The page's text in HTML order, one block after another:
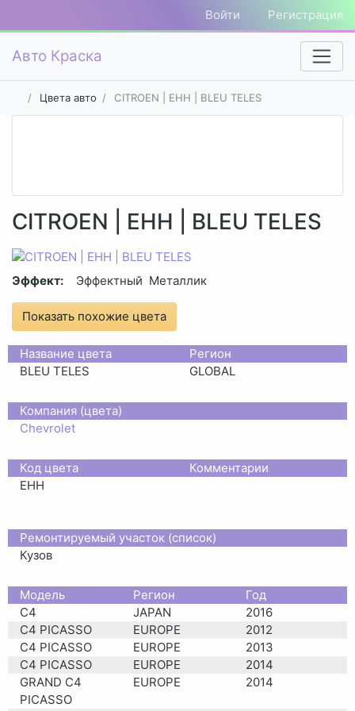
Войти Регистрация
Авто Краска
Цвета авто CITROEN | EHH | BLEU TELES
CITROEN | EHH | BLEU TELES
Эффект: Эффектный Металлик
Показать похожие цвета
Название цвета
Регион
BLEU TELES
GLOBAL
Компания (цвета)
Chevrolet
Код цвета
Комментарии
EHH
Ремонтируемый участок (список)
Кузов
Moдель Регион
Год
C4
JAPAN
2016
C4 PICASSO
EUROPE
2012
C4 PICASSO
EUROPE
2013
C4 PICASSO
EUROPE
2014
GRAND C4
PICASSO
EUROPE 2014